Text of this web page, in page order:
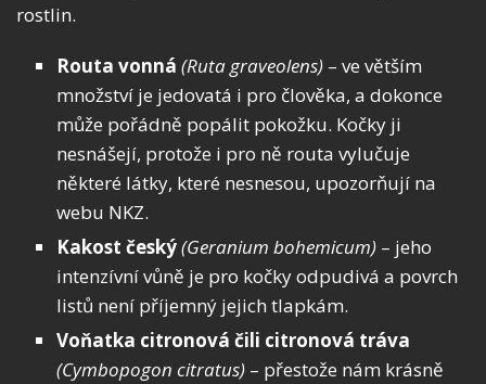
rostlin.
Routa vonná (Ruta graveolens) – ve větším
množství je jedovatá i pro člověka, a dokonce
může pořádně popálit pokožku. Kočky ji
nesnášejí, protože i pro ně routa vylučuje
některé látky, které nesnesou, upozorňují na
webu NKZ.
Kakost český(Geranium bohemicum) – jeho
intenzívní vůně je pro kočky odpudivá a povrch
listů není příjemný jejich tlapkám.
Voňatka citronová čili citronová tráva
(Cymbopogon citratus) – přestože nám krásně